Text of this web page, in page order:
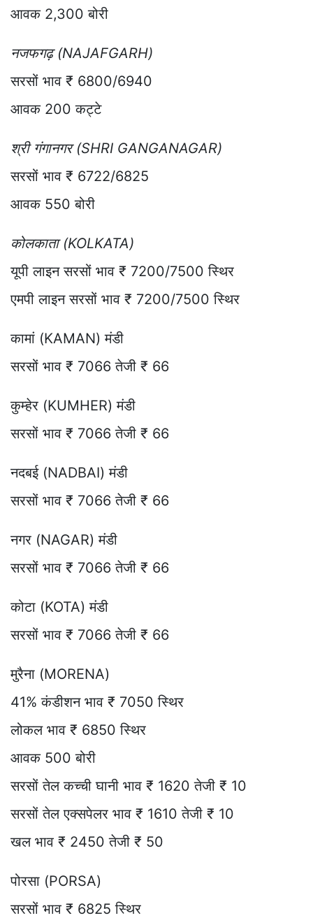
आवक 2,300 बोरी
नजफगढ़ (NAJAFGARH)
सरसों भाव ₹ 6800/6940
आवक 200 कट्टे
श्री गंगानगर (SHRI GANGANAGAR)
सरसों भाव ₹ 6722/6825
आवक 550 बोरी
कोलकाता (KOLKATA)
यूपी लाइन सरसों भाव ₹ 7200/7500 स्थिर
एमपी लाइन सरसों भाव ₹ 7200/7500 स्थिर
कामां (KAMAN) मंडी
सरसों भाव ₹ 7066 तेजी ₹ 66
कुम्हेर (KUMHER) मंडी
सरसों भाव ₹ 7066 तेजी ₹ 66
नदबई (NADBAI) मंडी
सरसों भाव ₹ 7066 तेजी ₹ 66
नगर (NAGAR) मंडी
सरसों भाव ₹ 7066 तेजी ₹ 66
कोटा (KOTA) मंडी
सरसों भाव ₹ 7066 तेजी ₹ 66
मुरैना (MORENA)
41% कंडीशन भाव ₹ 7050 स्थिर
लोकल भाव ₹ 6850 स्थिर
आवक 500 बोरी
सरसों तेल कच्ची घानी भाव ₹ 1620 तेजी ₹ 10
सरसों तेल एक्सपेलर भाव ₹ 1610 तेजी ₹ 10
खल भाव ₹ 2450 तेजी ₹ 50
पोरसा (PORSA)
सरसों भाव ₹ 6825 स्थिर